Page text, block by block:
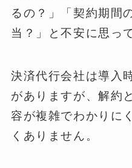
るの？」「契約期間
当？」と不安に思っ
決済代行会社は導入
がありますが、解約
容が複雑でわかりに
くありません。